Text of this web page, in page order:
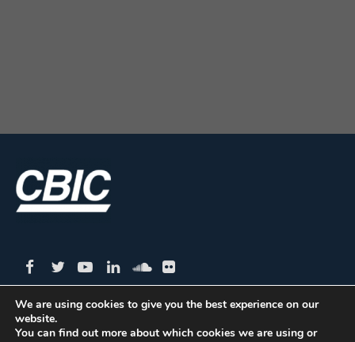
CBIC | SBN Quadra 01 – Bloco I – 4º Andar Edifício:
We are using cookies to give you the best experience on our
website.
You can find out more about which cookies we are using or